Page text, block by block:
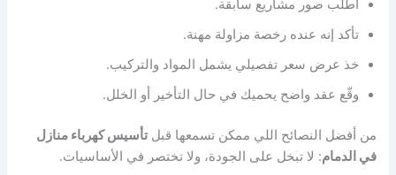
اطلب صور مشاريع سابقة.
تأكد إنه عنده رخصة مزاولة مهنة.
خذ عرض سعر تفصيلي يشمل المواد والتركيب.
وقّع عقد واضح يحميك في حال التأخير أو الخلل.
من أفضل النصائح اللي ممكن تسمعها قبلتأسيس كهرباء منازل
في الدمام: لا تبخل على الجودة، ولا تختصر في الأساسيات.